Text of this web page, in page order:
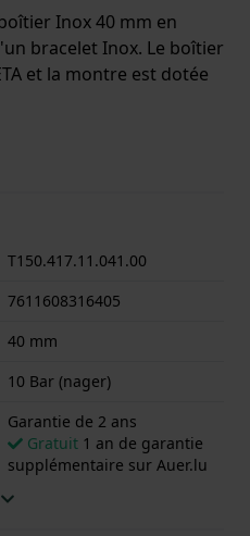
Inox 40 mm en
bracelet Inox. Le boîtier
et la montre est dotée
signifie que la montre
T150.417.11.041.00
7611608316405
40 mm
10 Bar (nager)
Garantie de 2 ans
Gratuit 1 an de garantie
supplémentaire sur Auer.lu